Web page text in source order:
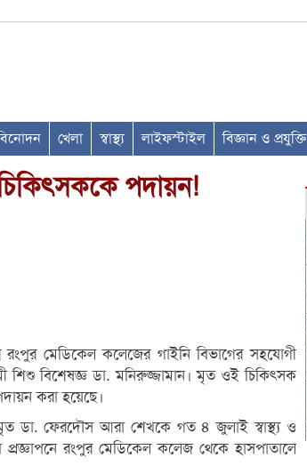
খেলা স্বাস্থ্য লাইফস্টাইল বিজ্ঞান ও প্রযুক্তি
পদায়ন!
রংপুর মেডিকেল কলেজের গাইনি বিভাগের সহযোগী
শিশু বিশেষজ্ঞ ডা. মনিরুজ্জামান। মৃত ওই চিকিৎসক
করা হয়েছে।
ডা. ফেরদৌস আরা শেখকে গত ৪ জুলাই স্বাস্থ্য ও
প্রজ্ঞাপনে রংপুর মেডিকেল কলেজ থেকে হাসপাতালে